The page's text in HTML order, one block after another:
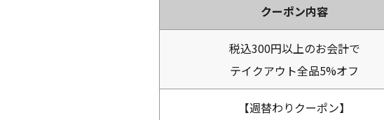
クーポン内容
税込300円以上のお会計で
テイクアウト全品5%オフ
【週替わりクーポン】